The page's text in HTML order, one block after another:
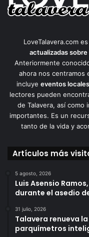
LoveTalavera.com
actualizadas sobre
Anteriormente
ahora nos centramos
incluye eventos
lectores pueden
de Talavera, así como
importantes. Es un
tanto de la vida y
Artículos más
5 agosto, 2026
Luis Asensio
durante el asedio de
31 julio, 2026
Talavera renueva
parquímetros